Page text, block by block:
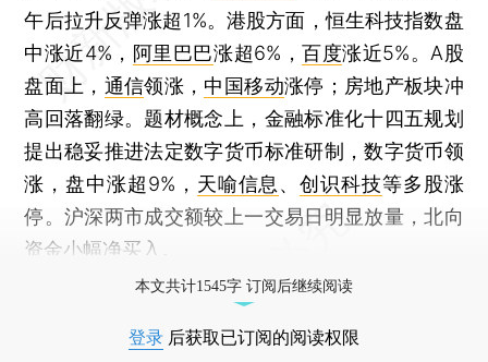
午后拉升反弹涨超1%。港股方面，恒生科技指数盘
中涨近4%， 阿里巴巴涨超6%，百度涨近5%。A股
盘面上， 通信领涨， 中国移动涨停；房地产板块冲
高回落翻绿。题材概念上，金融标准化十四五规划
提出稳妥推进法定数字货币标准研制，数字货币领
涨，盘中涨超9%， 天喻信息 、创识科技等多股涨
停。沪深两市成交额较上一交易日明显放量，北向
资金小幅净买入。
本文共计1545字 订阅后继续阅读
登录 后获取已订阅的阅读权限